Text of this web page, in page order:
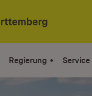
Regierung Service